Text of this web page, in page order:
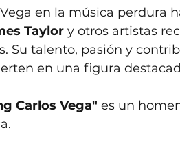
en la música perdura
Taylor y otros artistas
Su talento, pasión y
en una figura
Carlos Vega" es un